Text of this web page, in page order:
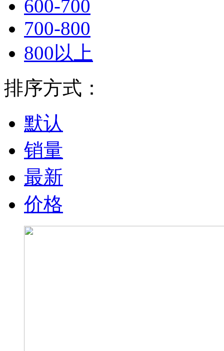
600-700
700-800
800以上
排序方式：
默认
销量
最新
价格